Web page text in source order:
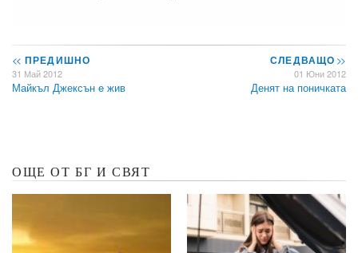
<< ПРЕДИШНО
31 Май 2012
Майкъл Джексън e жив
СЛЕДВАЩО>>
01 Юни 2012
Денят на поничката
ОЩЕ ОТ БГ И СВЯТ